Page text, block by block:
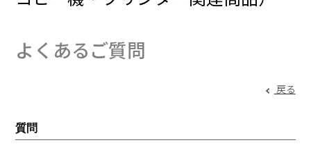
よくあるご質問
戻る
質問